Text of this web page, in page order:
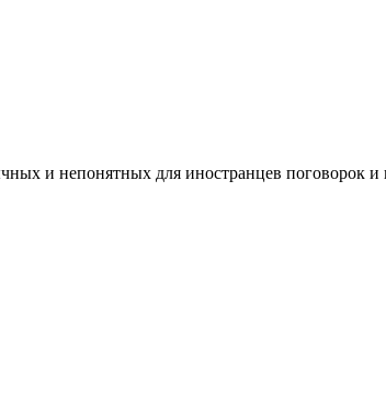
и непонятных для иностранцев поговорок